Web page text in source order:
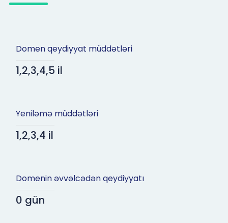
Domen qeydiyyat müddətləri
1,2,3,4,5 il
Yeniləmə müddətləri
1,2,3,4 il
Domenin əvvəlcədən qeydiyyatı
0 gün